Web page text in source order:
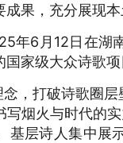
果，充分展现
年6月12日在湖
国家级大众诗歌
，打破诗歌圈
烟火与时代的
基层诗人集中展